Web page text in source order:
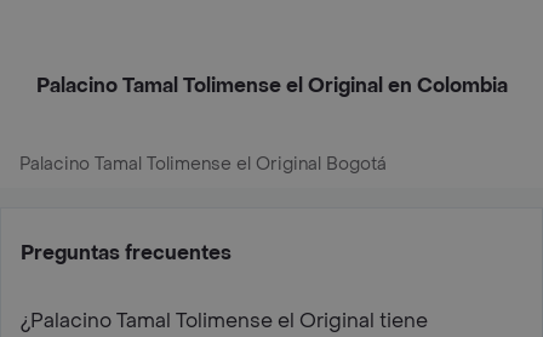
Palacino Tamal Tolimense el Original en Colombia
Palacino Tamal Tolimense el Original Bogotá
Preguntas frecuentes
¿Palacino Tamal Tolimense el Original tiene